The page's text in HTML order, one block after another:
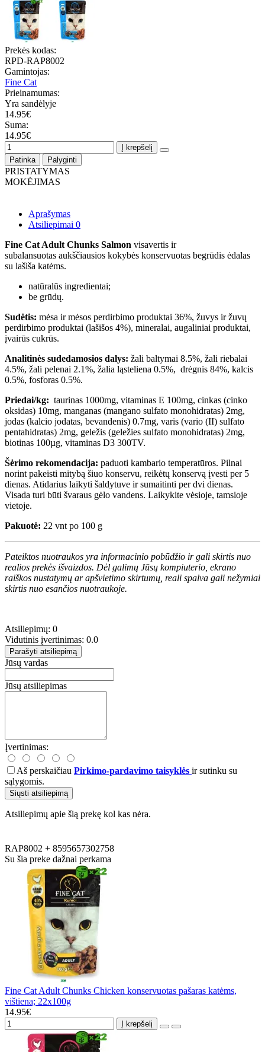
Prekės kodas:
RPD-RAP8002
Gamintojas:
Fine Cat
Prieinamumas:
Yra sandėlyje
14.95€
Suma:
14.95€
Į krepšelį
Patinka
Palyginti
PRISTATYMAS
MOKĖJIMAS
Aprašymas
Atsiliepimai 0
Fine Cat Adult Chunks Salmon visavertis ir
subalansuotas aukščiausios kokybės konservuotas begrūdis ėdalas
su lašiša katėms.
natūralūs ingredientai;
be grūdų.
Sudėtis: mėsa ir mėsos perdirbimo produktai 36%, žuvys ir žuvų
perdirbimo produktai (lašišos 4%), mineralai, augaliniai produktai,
įvairūs cukrūs.
Analitinės sudedamosios dalys: žali baltymai 8.5%, žali riebalai
4.5%, žali pelenai 2.1%, žalia ląsteliena 0.5%, drėgnis 84%, kalcis
0.5%, fosforas 0.5%.
Priedai/kg: taurinas 1000mg, vitaminas E 100mg, cinkas (cinko
oksidas) 10mg, manganas (mangano sulfato monohidratas) 2mg,
jodas (kalcio jodatas, bevandenis) 0.7mg, varis (vario (II) sulfato
pentahidratas) 2mg, geležis (geležies sulfato monohidratas) 2mg,
biotinas 100µg, vitaminas D3 300TV.
Šėrimo rekomendacija: paduoti kambario temperatūros. Pilnai
norint pakeisti mitybą šiuo konservu, reikėtų konservą įvesti per 5
dienas. Atidarius laikyti šaldytuve ir sumaitinti per dvi dienas.
Visada turi būti švaraus gėlo vandens. Laikykite vėsioje, tamsioje
vietoje.
Pakuotė: 22 vnt po 100 g
Pateiktos nuotraukos yra informacinio pobūdžio ir gali skirtis nuo
realios prekės išvaizdos. Dėl galimų Jūsų kompiuterio, ekrano
raiškos nustatymų ar apšvietimo skirtumų, reali spalva gali nežymiai
skirtis nuo esančios nuotraukoje.
Atsiliepimų: 0
Vidutinis įvertinimas: 0.0
Parašyti atsiliepimą
Jūsų vardas
Jūsų atsiliepimas
Įvertinimas:
Aš perskaičiau Pirkimo-pardavimo taisyklės ir sutinku su
sąlygomis.
Siųsti atsiliepimą
Atsiliepimų apie šią prekę kol kas nėra.
RAP8002 + 8595657302758
Su šia preke dažnai perkama
Fine Cat Adult Chunks Chicken konservuotas pašaras katėms,
vištiena; 22x100g
14.95€
Į krepšelį